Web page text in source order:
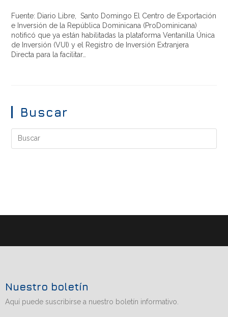
Fuente: Diario Libre, Santo Domingo El Centro de Exportación
e Inversión de la República Dominicana (ProDominicana)
notificó que ya están habilitadas la plataforma Ventanilla Única
de Inversión (VUI) y el Registro de Inversión Extranjera
Directa para la facilitar…
Buscar
Nuestro boletín
Aquí puede suscribirse a nuestro boletín informativo.